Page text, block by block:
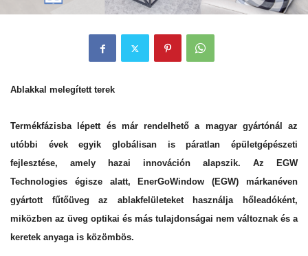
Ablakkal melegített terek
Termékfázisba lépett és már rendelhető a magyar gyártónál az
utóbbi évek egyik globálisan is páratlan épületgépészeti
fejlesztése, amely hazai innováción alapszik. Az EGW
Technologies égisze alatt, EnerGoWindow (EGW) márkanéven
gyártott fűtőüveg az ablakfelületeket használja hőleadóként,
miközben az üveg optikai és más tulajdonságai nem változnak és a
keretek anyaga is közömbös.